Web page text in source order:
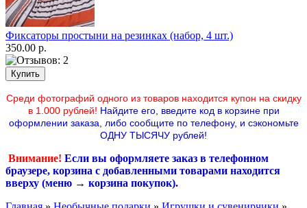
Фиксаторы простыни на резинках (набор, 4 шт.)
350.00 р.
Среди фотографий одного из товаров находится купон на скидку
в 1.000 рублей! Найдите его, введите код в корзине при
оформлении заказа, либо сообщите по телефону, и сэкономьте
ОДНУ ТЫСЯЧУ рублей!
Внимание! Если вы оформляете заказ в телефонном
браузере, корзина с добавленными товарами находится
вверху (меню → корзина покупок).